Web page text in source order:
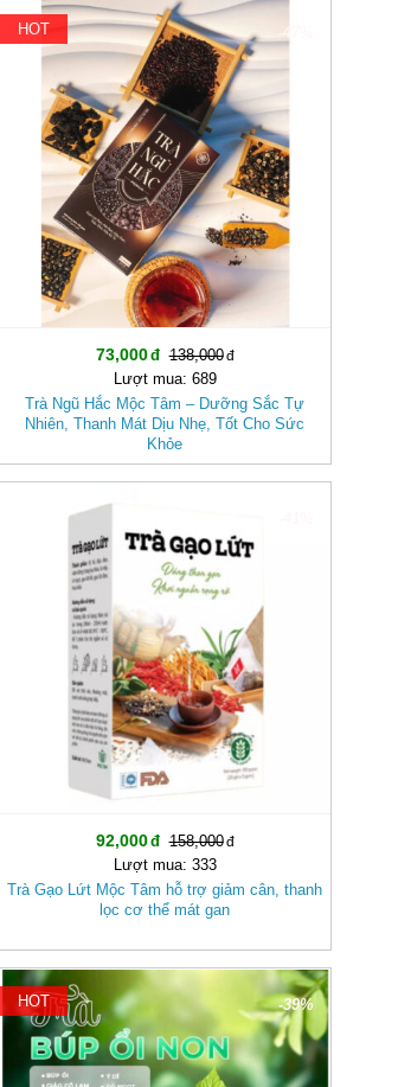
-47%
HOT
73,000
138,000
Lượt mua: 689
Trà Ngũ Hắc Mộc Tâm – Dưỡng Sắc Tự
Nhiên, Thanh Mát Dịu Nhẹ, Tốt Cho Sức
Khỏe
92,000
158,000
Lượt mua: 333
Trà Gạo Lứt Mộc Tâm hỗ trợ giảm cân, thanh
lọc cơ thể mát gan
-39%
HOT